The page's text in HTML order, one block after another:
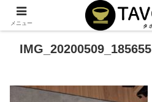
IMG_20200509_185655
メニュー